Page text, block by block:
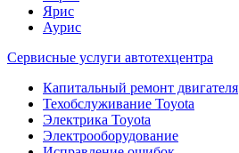
Ярис
Аурис
Сервисные услуги автотехцентра
Капитальный ремонт двигателя
Техобслуживание Toyota
Электрика Toyota
Электрооборудование